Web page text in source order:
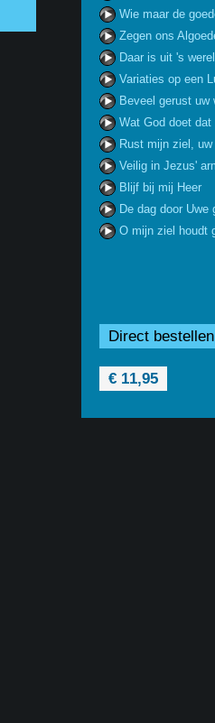
Wie maar de
Zegen ons
Daar is uit 's
Variaties op een
Beveel gerust uw
Wat God doet dat
Rust mijn ziel,
Veilig in Jezus'
Blijf bij mij Heer
De dag door Uwe
O mijn ziel houdt
Direct bestellen
€ 11,95